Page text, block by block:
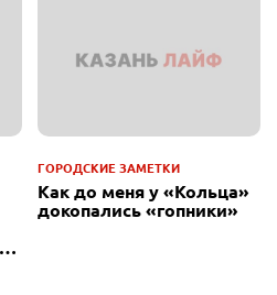
ГОРОДСКИЕ ЗАМЕТКИ
Как до меня у «Кольца»
докопались «гопники»